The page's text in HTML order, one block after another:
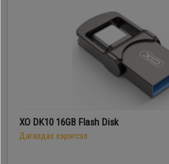
XO DK10 16GB Flash Disk
Дагалдах хэрэгсэл